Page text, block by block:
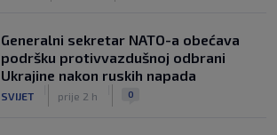
Generalni sekretar NATO-a obećava
podršku protivvazdušnoj odbrani
Ukrajine nakon ruskih napada
SVIJET prije 2 h 0